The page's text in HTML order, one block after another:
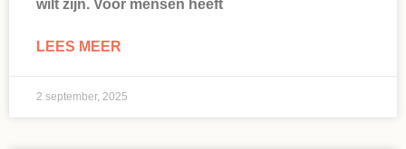
wilt zijn. Voor mensen heeft
LEES MEER
2 september, 2025